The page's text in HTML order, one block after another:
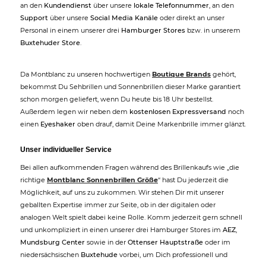
an den Kundendienst über unsere lokale Telefonnummer, an den
Support über unsere Social Media Kanäle oder direkt an unser
Personal in einem unserer drei Hamburger Stores bzw. in unserem
Buxtehuder Store.
Da Montblanc zu unseren hochwertigen Boutique Brands gehört,
bekommst Du Sehbrillen und Sonnenbrillen dieser Marke garantiert
schon morgen geliefert, wenn Du heute bis 18 Uhr bestellst.
Außerdem legen wir neben dem kostenlosen Expressversand noch
einen Eyeshaker oben drauf, damit Deine Markenbrille immer glänzt.
Unser individueller Service
Bei allen aufkommenden Fragen während des Brillenkaufs wie „die
richtige Montblanc Sonnenbrillen Größe“ hast Du jederzeit die
Möglichkeit, auf uns zu zukommen. Wir stehen Dir mit unserer
geballten Expertise immer zur Seite, ob in der digitalen oder
analogen Welt spielt dabei keine Rolle. Komm jederzeit gern schnell
und unkompliziert in einen unserer drei Hamburger Stores im AEZ,
Mundsburg Center sowie in der Ottenser Hauptstraße oder im
niedersächsischen Buxtehude vorbei, um Dich professionell und